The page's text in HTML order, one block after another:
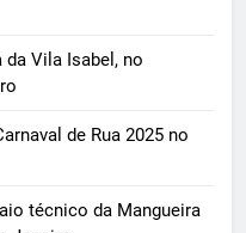
da Vila Isabel, no
de Rua 2025 no
técnico da Mangueira